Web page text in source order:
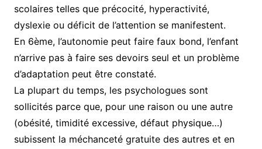
scolaires telles que précocité, hyperactivité,
dyslexie ou déficit de l’attention se manifestent.
En 6ème, l’autonomie peut faire faux bond, l’enfant
n’arrive pas à faire ses devoirs seul et un problème
d’adaptation peut être constaté.
La plupart du temps, les psychologues sont
sollicités parce que, pour une raison ou une autre
(obésité, timidité excessive, défaut physique…)
subissent la méchanceté gratuite des autres et en